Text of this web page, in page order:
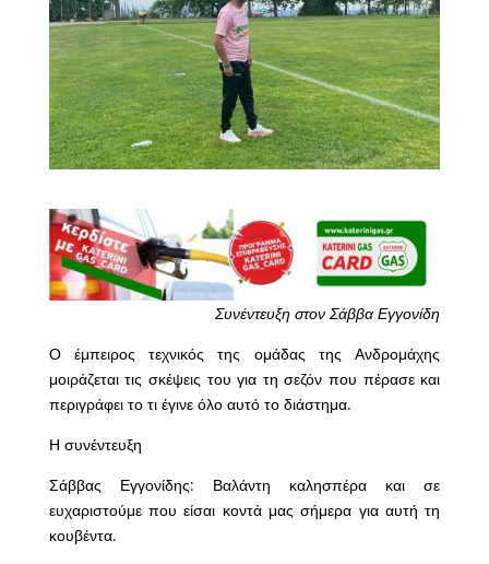
Συνέντευξη στον Σάββα Εγγονίδη
Ο έμπειρος τεχνικός της ομάδας της Ανδρομάχης
μοιράζεται τις σκέψεις του για τη σεζόν που πέρασε και
περιγράφει το τι έγινε όλο αυτό το διάστημα.
Η συνέντευξη
Σάββας Εγγονίδης: Βαλάντη καλησπέρα και σε
ευχαριστούμε που είσαι κοντά μας σήμερα για αυτή τη
κουβέντα.